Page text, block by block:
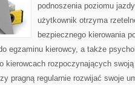
podnoszenia poziomu
użytkownik otrzyma
bezpiecznego kierowania
egzaminu kierowcy, a także
kierowcach rozpoczynających
pragną regularnie rozwijać swoje